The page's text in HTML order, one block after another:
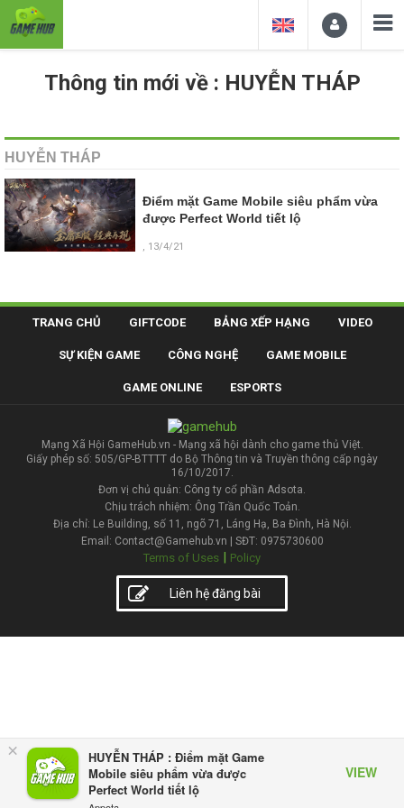
×
HUYỄN THÁP : Điểm mặt Game
Mobile siêu phẩm vừa được
Perfect World tiết lộ
VIEW
Thông tin mới về : HUYỄN THÁP
HUYỄN THÁP
Điểm mặt Game Mobile siêu phẩm vừa
được Perfect World tiết lộ
, 13/4/21
TRANG CHỦ GIFTCODE BẢNG XẾP HẠNG VIDEO
SỰ KIỆN GAME CÔNG NGHỆ GAME MOBILE
GAME ONLINE ESPORTS
Mạng Xã Hội GameHub.vn - Mạng xã hội dành cho game thủ Việt.
Giấy phép số: 505/GP-BTTTT do Bộ Thông tin và Truyền thông cấp ngày
16/10/2017.
Đơn vị chủ quản: Công ty cổ phần Adsota.
Chịu trách nhiệm: Ông Trần Quốc Toản.
Địa chỉ: Le Building, số 11, ngõ 71, Láng Hạ, Ba Đình, Hà Nội.
Email: Contact@Gamehub.vn | SĐT: 0975730600
Terms of Uses | Policy
Liên hệ đăng bài